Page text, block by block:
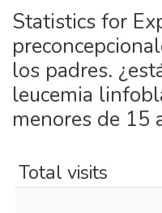
All of DSpace
Statistics for
los padres.
leucemia
menores de 15
Total visits